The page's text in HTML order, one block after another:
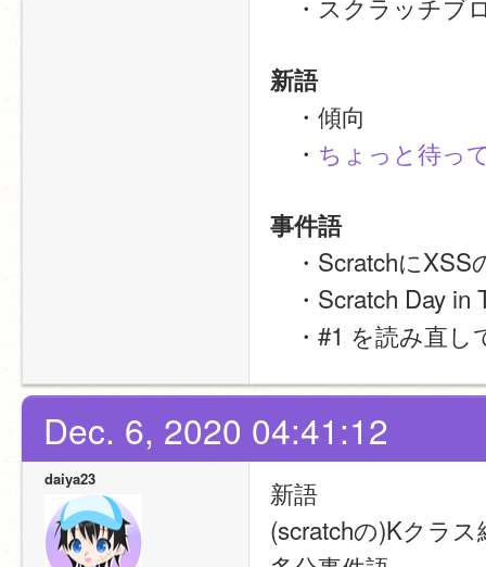
新語
・傾向
・ ちょっと待っ
事件語
・ScratchにXSS
・Scratch Day in
・#1 を読み直し
Dec. 6, 2020 04:41:12
daiya23
新語
(scratchの)Kクラ